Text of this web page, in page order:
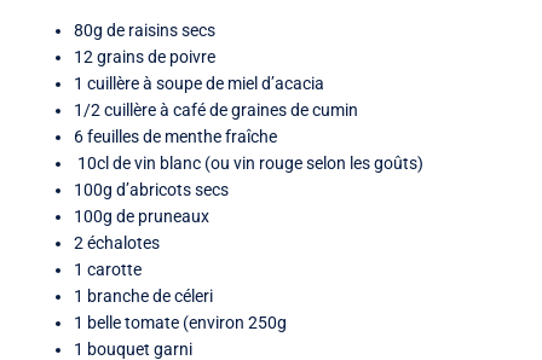
80g de raisins secs
12 grains de poivre
1 cuillère à soupe de miel d’acacia
1/2 cuillère à café de graines de cumin
6 feuilles de menthe fraîche
10cl de vin blanc (ou vin rouge selon les goûts)
100g d’abricots secs
100g de pruneaux
2 échalotes
1 carotte
1 branche de céleri
1 belle tomate (environ 250g
1 bouquet garni